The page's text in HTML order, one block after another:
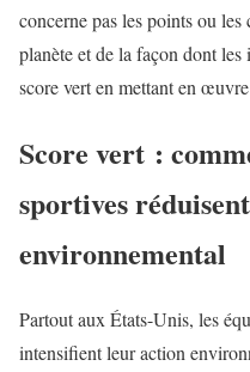
concerne pas les points ou
planète et de la façon dont
score vert en mettant en
Score vert :
sportives
environnemental
Partout aux États-Unis, les
intensifient leur action